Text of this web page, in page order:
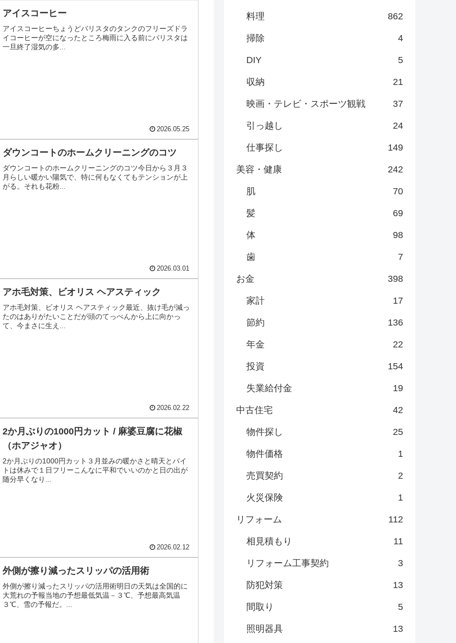
アイスコーヒー
アイスコーヒーちょうどバリスタのタンクのフリーズドラ
イコーヒーが空になったところ梅雨に入る前にバリスタは
一旦終了湿気の多...
2026.05.25
ダウンコートのホームクリーニングのコツ
ダウンコートのホームクリーニングのコツ今日から３月３
月らしい暖かい陽気で、特に何もなくてもテンションが上
がる。それも花粉...
2026.03.01
アホ毛対策、ビオリス ヘアスティック
アホ毛対策、ビオリス ヘアスティック最近、抜け毛が減っ
たのはありがたいことだが頭のてっぺんから上に向かっ
て、今まさに生え...
2026.02.22
2か月ぶりの1000円カット / 麻婆豆腐に花椒
（ホアジャオ）
2か月ぶりの1000円カット３月並みの暖かさと晴天とバイ
トは休みで１日フリーこんなに平和でいいのかと日の出が
随分早くなり...
2026.02.12
外側が擦り減ったスリッパの活用術
外側が擦り減ったスリッパの活用術明日の天気は全国的に
大荒れの予報当地の予想最低気温－３℃、予想最高気温
３℃、雪の予報だ。...
料理 862
掃除 4
DIY 5
収納 21
映画・テレビ・スポーツ観戦 37
引っ越し 24
仕事探し 149
美容・健康 242
肌 70
髪 69
体 98
歯 7
お金 398
家計 17
節約 136
年金 22
投資 154
失業給付金 19
中古住宅 42
物件探し 25
物件価格 1
売買契約 2
火災保険 1
リフォーム 112
相見積もり 11
リフォーム工事契約 3
防犯対策 13
間取り 5
照明器具 13